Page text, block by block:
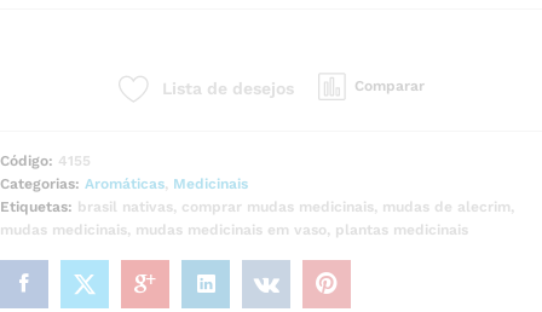
Lista de desejos Comparar
Código: 4155
Categorias: Aromáticas, Medicinais
Etiquetas: brasil nativas, comprar mudas medicinais, mudas de alecrim,
mudas medicinais, mudas medicinais em vaso, plantas medicinais